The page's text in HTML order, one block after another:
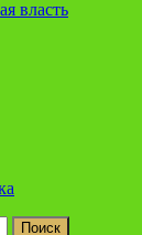
власть